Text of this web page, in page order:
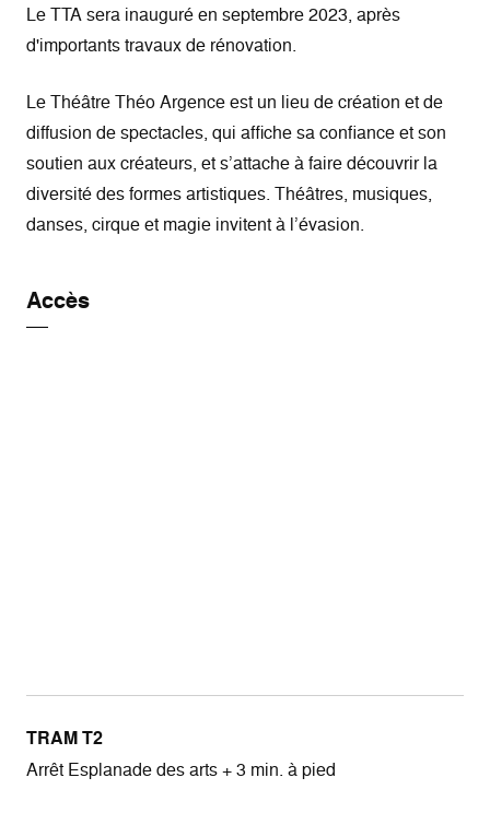
Le TTA sera inauguré en septembre 2023, après
d'importants travaux de rénovation.
Le Théâtre Théo Argence est un lieu de création et de
diffusion de spectacles, qui affiche sa confiance et son
soutien aux créateurs, et s’attache à faire découvrir la
diversité des formes artistiques. Théâtres, musiques,
danses, cirque et magie invitent à l’évasion.
Accès
TRAM T2
Arrêt Esplanade des arts + 3 min. à pied